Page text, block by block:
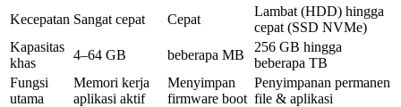
Kecepatan Sangat cepat Cepat
Lambat (HDD) hingga
cepat (SSD NVMe)
Kapasitas
khas
4–64 GB beberapa MB
256 GB hingga
beberapa TB
Fungsi
utama
Memori kerja
aplikasi aktif
Menyimpan
firmware boot
Penyimpanan permanen
file & aplikasi